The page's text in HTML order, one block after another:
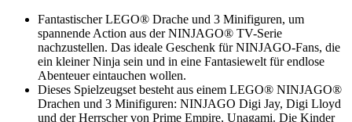
Fantastischer LEGO® Drache und 3 Minifiguren, um
spannende Action aus der NINJAGO® TV-Serie
nachzustellen. Das ideale Geschenk für NINJAGO-Fans, die
ein kleiner Ninja sein und in eine Fantasiewelt für endlose
Abenteuer eintauchen wollen.
Dieses Spielzeugset besteht aus einem LEGO® NINJAGO®
Drachen und 3 Minifiguren: NINJAGO Digi Jay, Digi Lloyd
und der Herrscher von Prime Empire, Unagami. Die Kinder